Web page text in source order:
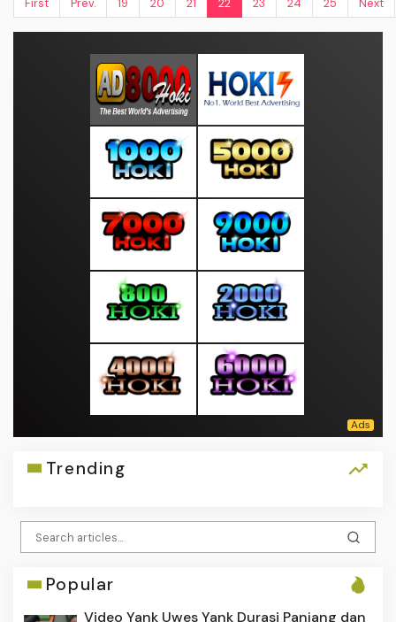
First Prev. 19 20 21 22 23 24 25 Next
Trending
Popular
Video Yank Uwes Yank Durasi Panjang dan